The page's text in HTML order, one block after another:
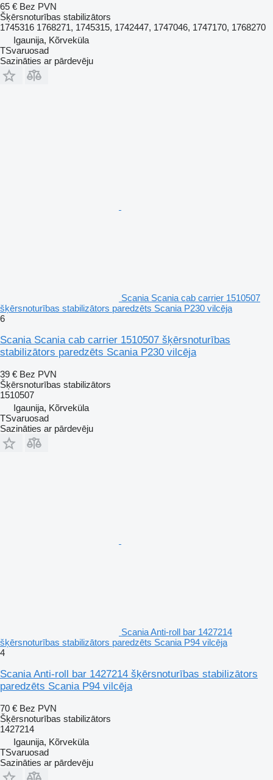
65 € Bez PVN
Šķērsnoturības stabilizātors
1745316 1768271, 1745315, 1742447, 1747046, 1747170, 1768270
Igaunija, Kõrveküla
TSvaruosad
Sazināties ar pārdevēju
Scania Scania cab carrier 1510507
šķērsnoturības stabilizātors paredzēts Scania P230 vilcēja
6
Scania Scania cab carrier 1510507 šķērsnoturības
stabilizātors paredzēts Scania P230 vilcēja
39 € Bez PVN
Šķērsnoturības stabilizātors
1510507
Igaunija, Kõrveküla
TSvaruosad
Sazināties ar pārdevēju
Scania Anti-roll bar 1427214
šķērsnoturības stabilizātors paredzēts Scania P94 vilcēja
4
Scania Anti-roll bar 1427214 šķērsnoturības stabilizātors
paredzēts Scania P94 vilcēja
70 € Bez PVN
Šķērsnoturības stabilizātors
1427214
Igaunija, Kõrveküla
TSvaruosad
Sazināties ar pārdevēju